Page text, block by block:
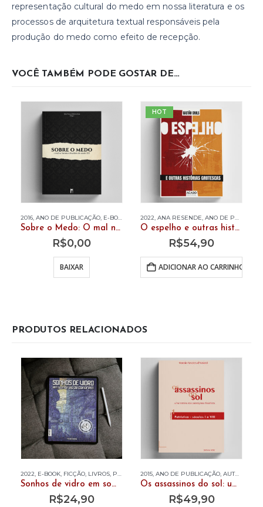
representação cultural do medo em nossa literatura e os
processos de arquitetura textual responsáveis pela
produção do medo como efeito de recepção.
VOCÊ TAMBÉM PODE GOSTAR DE…
2016, ANO DE PUBLICAÇÃO, E-BOOK JÚLIO FRANÇA,LIVRE ACESSO ,LIVROS
Sobre o Medo: O mal na literatura brasileira do séc. XX (edição digital)
R$0,00
BAIXAR
HOT
2022, ANA RESENDE, ANO DE PUBLICAÇÃO
O espelho e outras histórias grotescas
R$54,90
ADICIONAR AO CARRINHO
PRODUTOS RELACIONADOS
2022, E-BOOK, FICÇÃO, LIVROS, PEDRO SASSE
Sonhos de vidro em sombras de concreto (e-book)
R$24,90
2015, ANO DE PUBLICAÇÃO, AUTOR
Os assassinos do sol: uma história dos paradigmas filosóficos. Vol. 1 – Patrística – séculos I ao VIII
R$49,90